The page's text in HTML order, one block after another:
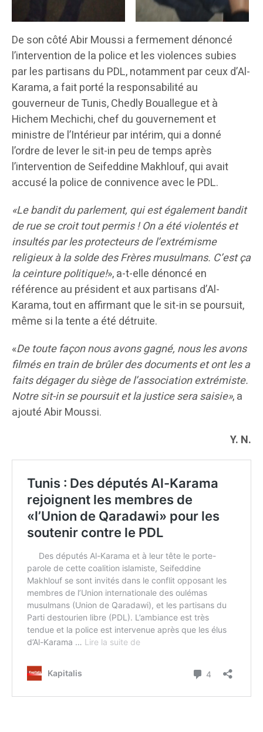
De son côté Abir Moussi a fermement dénoncé
l’intervention de la police et les violences subies
par les partisans du PDL, notamment par ceux d’Al-
Karama, a fait porté la responsabilité au
gouverneur de Tunis, Chedly Bouallegue et à
Hichem Mechichi, chef du gouvernement et
ministre de l’Intérieur par intérim, qui a donné
l’ordre de lever le sit-in peu de temps après
l’intervention de Seifeddine Makhlouf, qui avait
accusé la police de connivence avec le PDL.
«Le bandit du parlement, qui est également bandit
de rue se croit tout permis ! On a été violentés et
insultés par les protecteurs de l’extrémisme
religieux à la solde des Frères musulmans. C’est ça
la ceinture politique!», a-t-elle dénoncé en
référence au président et aux partisans d’Al-
Karama, tout en affirmant que le sit-in se poursuit,
même si la tente a été détruite.
«De toute façon nous avons gagné, nous les avons
filmés en train de brûler des documents et ont les a
faits dégager du siège de l’association extrémiste.
Notre sit-in se poursuit et la justice sera saisie», a
ajouté Abir Moussi.
Y. N.